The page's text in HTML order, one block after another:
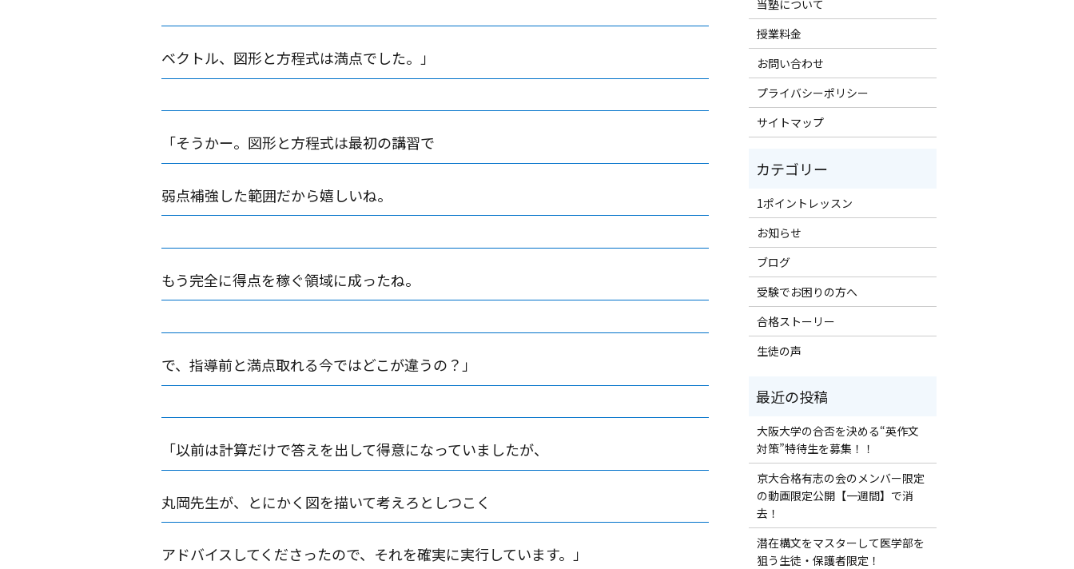
ベクトル、図形と方程式は満点でした。」
「そうかー。図形と方程式は最初の講習で
弱点補強した範囲だから嬉しいね。
もう完全に得点を稼ぐ領域に成ったね。
で、指導前と満点取れる今ではどこが違うの？」
「以前は計算だけで答えを出して得意になっていましたが、
丸岡先生が、とにかく図を描いて考えろとしつこく
アドバイスしてくださったので、それを確実に実行しています。」
当塾について
授業料金
お問い合わせ
プライバシーポリシー
サイトマップ
1ポイントレッスン
お知らせ
ブログ
受験でお困りの方へ
合格ストーリー
生徒の声
大阪大学の合否を決める“英作文
対策”特待生を募集！！
京大合格有志の会のメンバー限定
の動画限定公開【一週間】で消
去！
潜在構文をマスターして医学部を
狙う生徒・保護者限定！